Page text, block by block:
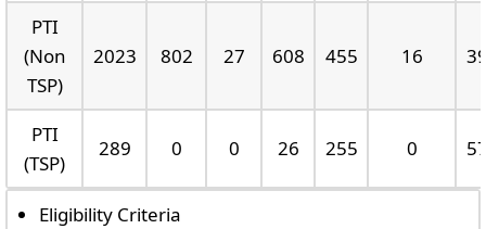
PTI
(Non
TSP)
2023 802 27 608 455 16
PTI
(TSP)
289 0 0 26 255 0
Eligibility Criteria